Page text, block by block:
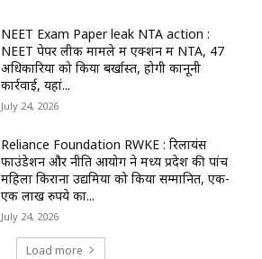
NEET Exam Paper leak NTA action :
NEET पेपर लीक मामले में एक्शन में NTA, 47
अधिकारियों को किया बर्खास्त, होगी कानूनी
कार्रवाई, यहां...
July 24, 2026
Reliance Foundation RWKE : रिलायंस
फाउंडेशन और नीति आयोग ने मध्य प्रदेश की पांच
महिला किराना उद्यमियों को किया सम्मानित, एक-
एक लाख रुपये का...
July 24, 2026
Load more